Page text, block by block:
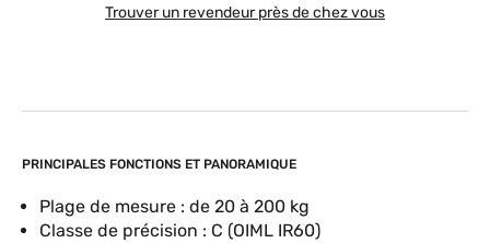
PRINCIPALES FONCTIONS ET PANORAMIQUE
Plage de mesure : de 20 à 200 kg
Classe de précision : C (OIML IR60)
Trouver un revendeur près de chez vous